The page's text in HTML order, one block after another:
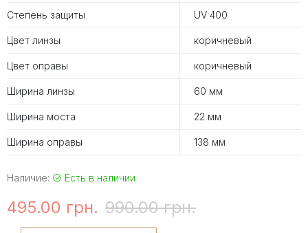
Степень защиты UV 400
Цвет линзы коричневый
Цвет оправы коричневый
Ширина линзы 60 мм
Ширина моста 22 мм
Ширина оправы 138 мм
Наличие: Есть в наличии
495.00 грн. 990.00 грн.